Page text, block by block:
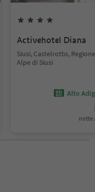
Activehotel Diana
Siusi, Castelrotto,
Alpe di Siusi
Alto
notte